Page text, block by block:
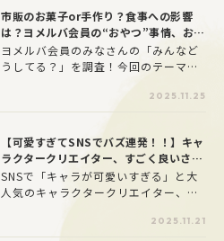
子さんはデジタルデバイスをどのくら
いの時間、どんな目的で使っているの
か、また、保護者の方の悩みや、各家
庭で実践されているユニークな工夫ま
で、調査結果をご紹介します。
です。
市販のお菓子or手作り？食事への影響
は？ヨメルバ会員の“おやつ”事情、お悩
みを調査！
ヨメルバ会員のみなさんの「みんなど
うしてる？」を調査！今回のテーマ
毎日の中で市販のお菓子に頼ってしま
うことに、少しだけ罪悪感を抱いてい
回は、ヨメルバ会員のうちお子さんが
いる方337人に、「子どものおやつに
ついて」のアンケート調査を行いまし
た！お子さんはいつどのくらいの頻度
手作りのおやつについてなど、調査結
2025.11.25
【可愛すぎてSNSでバズ連発！！】キャ
ラクタークリエイター、すごく良いさん
の初著作！『ぱくぱくやのぐっさんとネ
ズ』
SNSで「キャラが可愛いすぎる」と大
人気のキャラクタークリエイター、す
くぱくやのぐっさんとネズ』をご紹介
2025.11.21